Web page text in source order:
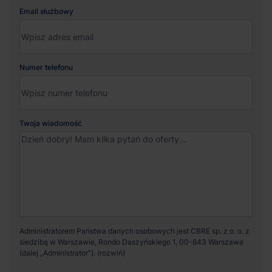
Email służbowy
Numer telefonu
Twoja wiadomość
Administratorem Państwa danych osobowych jest CBRE sp. z o. o. z
siedzibą w Warszawie, Rondo Daszyńskiego 1, 00-843 Warszawa
(dalej „Administrator”).